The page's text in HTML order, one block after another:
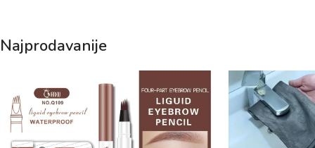
Najprodavanije